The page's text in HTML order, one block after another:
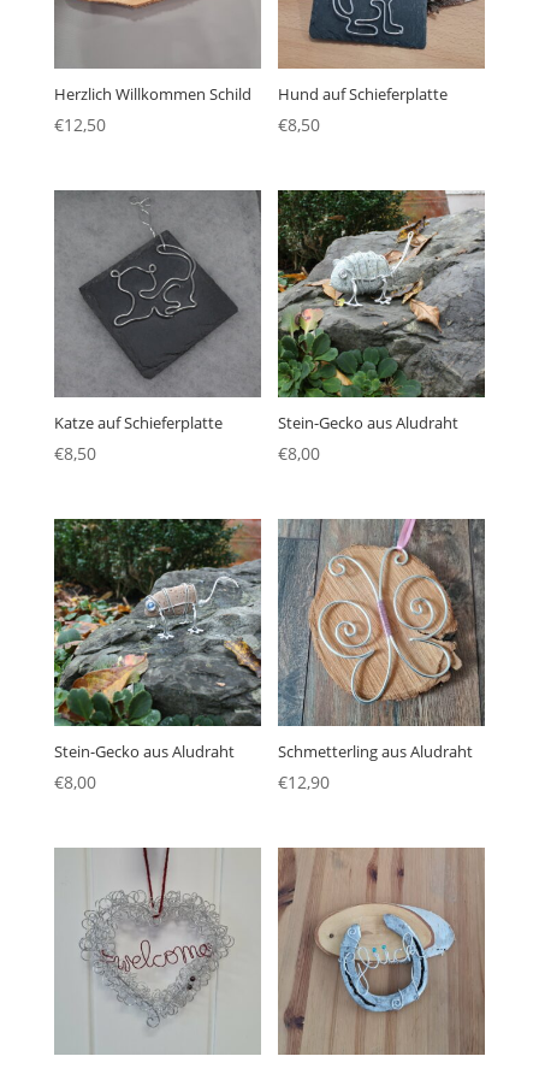
Herzlich Willkommen Schild
€12,50
Hund auf Schieferplatte
€8,50
Katze auf Schieferplatte
€8,50
Stein-Gecko aus Aludraht
€8,00
Stein-Gecko aus Aludraht
€8,00
Schmetterling aus Aludraht
€12,90